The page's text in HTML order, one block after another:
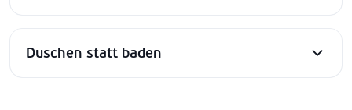
Duschen statt baden